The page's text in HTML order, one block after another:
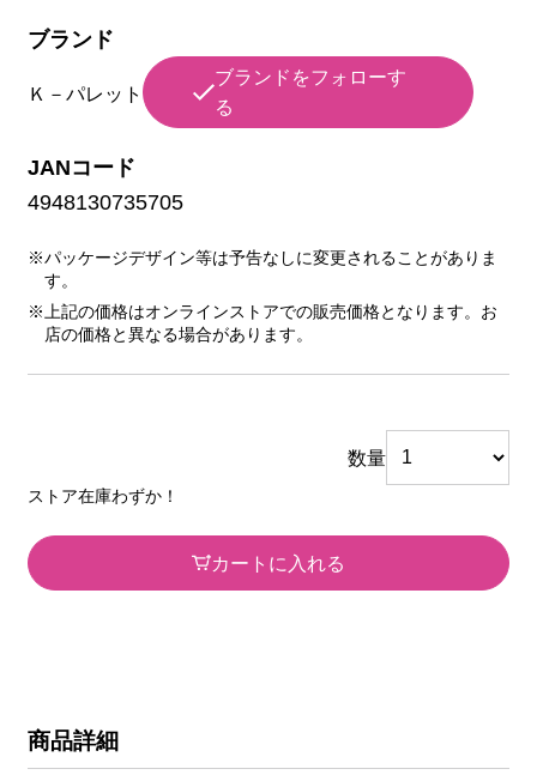
ブランド
Ｋ－パレット
ブランドをフォローす
る
JANコード
4948130735705
※パッケージデザイン等は予告なしに変更されることがありま
す。
※上記の価格はオンラインストアでの販売価格となります。お
店の価格と異なる場合があります。
数量
ストア在庫わずか！
カートに入れる
商品詳細